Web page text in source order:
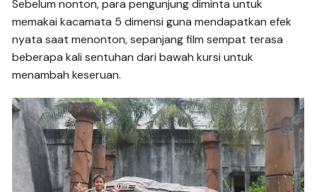
Sebelum nonton, para pengunjung diminta untuk
memakai kacamata 5 dimensi guna mendapatkan efek
nyata saat menonton, sepanjang film sempat terasa
beberapa kali sentuhan dari bawah kursi untuk
menambah keseruan.